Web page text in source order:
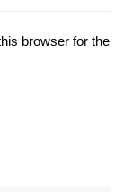
browser for the